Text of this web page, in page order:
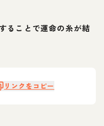
ることで運命の糸が結
リンクをコピー